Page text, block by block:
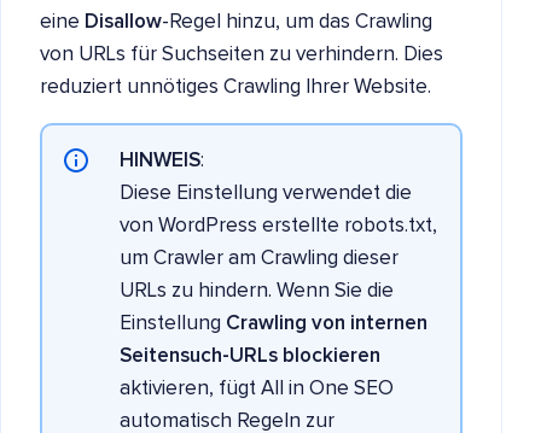
eine Disallow-Regel hinzu, um das Crawling
von URLs für Suchseiten zu verhindern. Dies
reduziert unnötiges Crawling Ihrer Website.
HINWEIS:
Diese Einstellung verwendet die
von WordPress erstellte robots.txt,
um Crawler am Crawling dieser
URLs zu hindern. Wenn Sie die
Einstellung Crawling von internen
Seitensuch-URLs blockieren
aktivieren, fügt All in One SEO
automatisch Regeln zur